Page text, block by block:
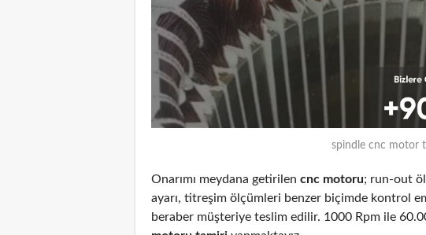
spindle cnc motor
Onarımı meydana getirilen cnc motoru; run-out
ayarı, titreşim ölçümleri benzer biçimde kontrol
beraber müşteriye teslim edilir. 1000 Rpm ile